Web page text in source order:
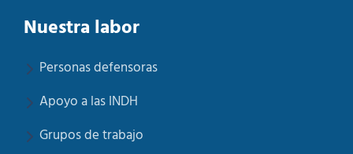
Nuestra labor
Personas defensoras
Apoyo a las INDH
Grupos de trabajo